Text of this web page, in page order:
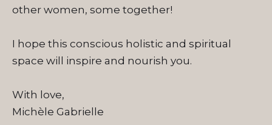
other women, some together!
I hope this conscious holistic and spiritual
space will inspire and nourish you.
With love,
Michèle Gabrielle